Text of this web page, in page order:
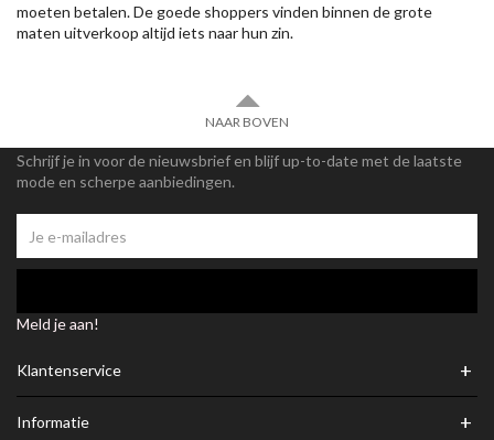
moeten betalen. De goede shoppers vinden binnen de grote
maten uitverkoop altijd iets naar hun zin.
NAAR BOVEN
Schrijf je in voor de nieuwsbrief en blijf up-to-date met de laatste
mode en scherpe aanbiedingen.
Meld je aan!
Klantenservice +
Informatie +